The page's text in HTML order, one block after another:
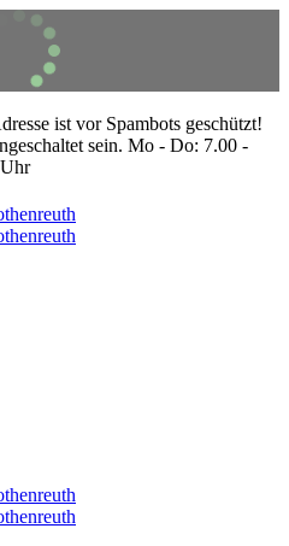
ist vor Spambots geschützt!
sein. Mo - Do: 7.00 -